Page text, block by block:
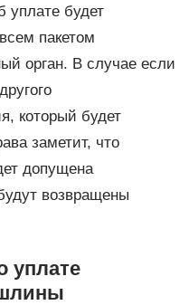
уплате будет
пакетом
орган. В случае если
который будет
заметит, что
допущена
возвращены
уплате